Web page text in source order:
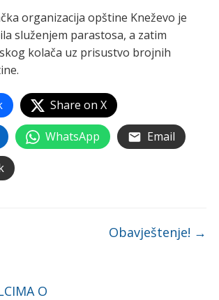
organizacija opštine Kneževo je
služenjem parastosa, a zatim
kolača uz prisustvo brojnih
Share on X
WhatsApp Email
O
Obavještenje! →